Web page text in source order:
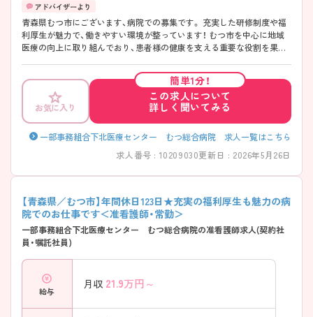
青森県むつ市にございます、病院での募集です。 充実した研修制度や福
利厚生が魅力で、働きやすい環境が整っています！ むつ市を中心に地域
医療の向上に取り組んでおり、患者様の健康を支える重要な役割を果た
ントもお伝えしますので是非ご応募お待ちしております♪
お気に入り
簡単1分！
この求人について
詳しく聞いてみる
一部事務組合下北医療センター むつ総合病院 求人一覧はこちら
求人番号 : 10209030更新日 : 2026年5月26日
【青森県／むつ市】年間休日123日★充実の福利厚生も魅力の病
院でのお仕事です＜准看護師・常勤＞
一部事務組合下北医療センター むつ総合病院の准看護師求人(契約社
員・嘱託社員)
給与
月収 21.9万円～